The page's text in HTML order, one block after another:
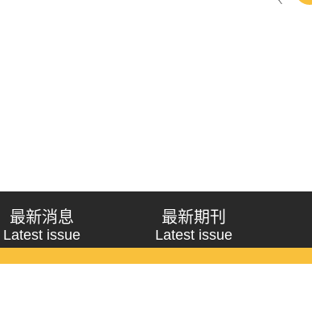
最新消息
Latest issue
最新期刊
Latest issue